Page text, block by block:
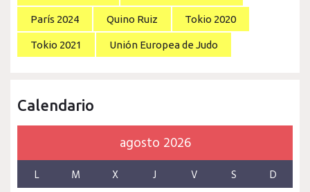
París 2024 Quino Ruiz Tokio 2020
Tokio 2021 Unión Europea de Judo
Calendario
agosto 2026
L M X J V S D